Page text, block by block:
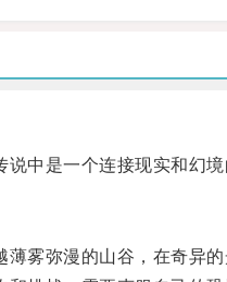
中是一个连接现实和幻境
弥漫的山谷，在奇异的